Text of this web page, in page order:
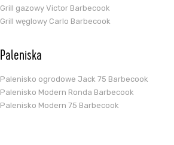
Grill gazowy Victor Barbecook
Grill węglowy Carlo Barbecook
Paleniska
Palenisko ogrodowe Jack 75 Barbecook
Palenisko Modern Ronda Barbecook
Palenisko Modern 75 Barbecook